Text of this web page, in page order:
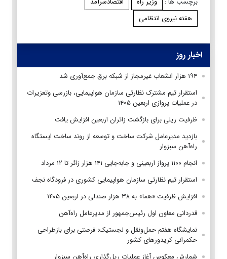
هفته نیروی انتظامی
اخبار روز
۱۹۴ هزار انشعاب غیرمجاز از شبکه برق جمع‌آوری شد
استقرار تیم مشترک نظارتی سازمان هواپیمایی، بازرسی وتعزیرات
در عملیات پروازی اربعین ۱۴۰۵
ظرفیت ریلی برای بازگشت زائران اربعین افزایش یافت
بازدید مدیرعامل شرکت ساخت و توسعه از روند ساخت ایستگاه
راه‌آهن سبزوار
انجام ۱۱۰۰ پرواز اربعینی و جابه‌جایی ۱۴۱ هزار زائر تا ۱۲ مرداد
استقرار تیم‌ نظارتی سازمان هواپیمایی کشوری در فرودگاه نجف
افزایش ظرفیت «هما» به ۳۸ هزار صندلی در اربعین ۱۴۰۵
قدردانی معاون اول رئیس‌جمهور از مدیرعامل راه‌آهن
نمایشگاه هفتم حمل‌ونقل و لجستیک؛ فرصتی برای بازطراحی
حکمرانی کریدورهای کشور
شمارش معکوس آغاز عملیات ریل‌گذاری راه‌آهن سبزوار